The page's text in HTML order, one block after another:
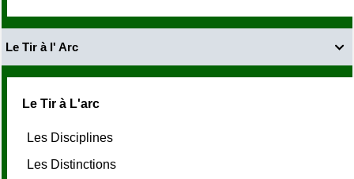

Le Tir à l' Arc
Le Tir à L'arc
Les Disciplines
Les Distinctions